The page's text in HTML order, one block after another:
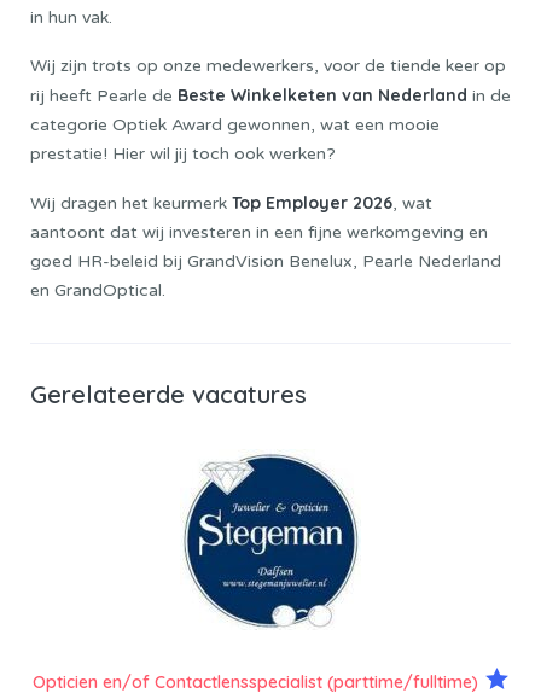
in hun vak.
Wij zijn trots op onze medewerkers, voor de tiende keer op
rij heeft Pearle de Beste Winkelketen van Nederland in de
categorie Optiek Award gewonnen, wat een mooie
prestatie! Hier wil jij toch ook werken?
Wij dragen het keurmerk Top Employer 2026, wat
aantoont dat wij investeren in een fijne werkomgeving en
goed HR-beleid bij GrandVision Benelux, Pearle Nederland
en GrandOptical.
Gerelateerde vacatures
Opticien en/of Contactlensspecialist (parttime/fulltime)